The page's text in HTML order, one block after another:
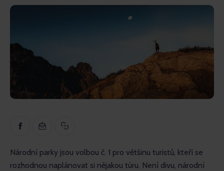
BLOG HLAVNÍ STRÁNKA
Naučné
Rozhovory
Recenze
Národní parky jsou volbou č. 1 pro většinu turistů, kteří se
rozhodnou naplánovat si nějakou túru. Není divu, národní